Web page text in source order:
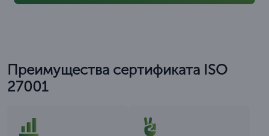
Преимущества сертификата ISO
27001